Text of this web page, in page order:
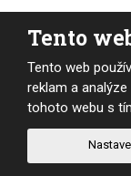
Tento
Tento web
reklam a
tohoto webu s